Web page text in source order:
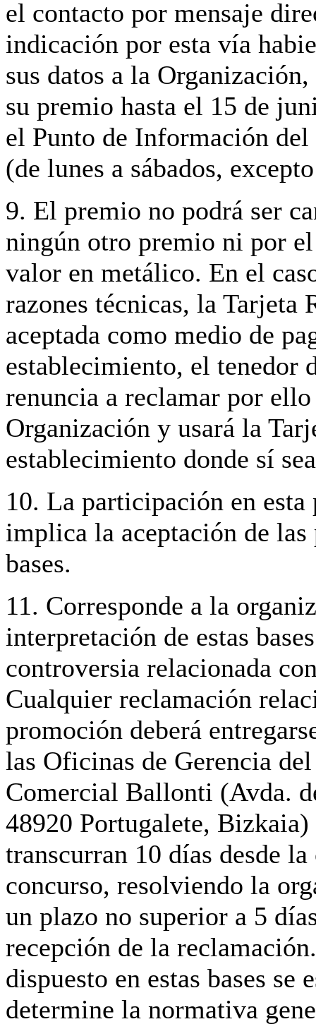
el contacto por mensaje
indicación por esta vía
sus datos a la
su premio hasta el 15 de
el Punto de Información
(de lunes a sábados,
9. El premio no podrá ser
ningún otro premio ni por
valor en metálico. En el
razones técnicas, la Tarjeta
aceptada como medio de
establecimiento, el tenedor
renuncia a reclamar por
Organización y usará la
establecimiento donde sí
10. La participación en
implica la aceptación de las
bases.
11. Corresponde a la
interpretación de estas
controversia relacionada
Cualquier reclamación
promoción deberá
las Oficinas de Gerencia
Comercial Ballonti (Avda.
48920 Portugalete, Bizkaia)
transcurran 10 días desde
concurso, resolviendo la
un plazo no superior a 5
recepción de la
dispuesto en estas bases se
determine la normativa